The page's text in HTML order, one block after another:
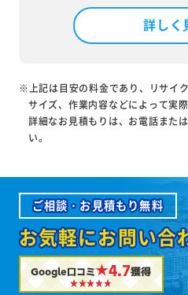
詳しく
※上記は目安の料金であり、リサイ
サイズ、作業内容などによって実
詳細なお見積もりは、お電話また
い。
ご相談・お見積もり無料
お気軽にお問い合
Google口コミ★4.7獲得